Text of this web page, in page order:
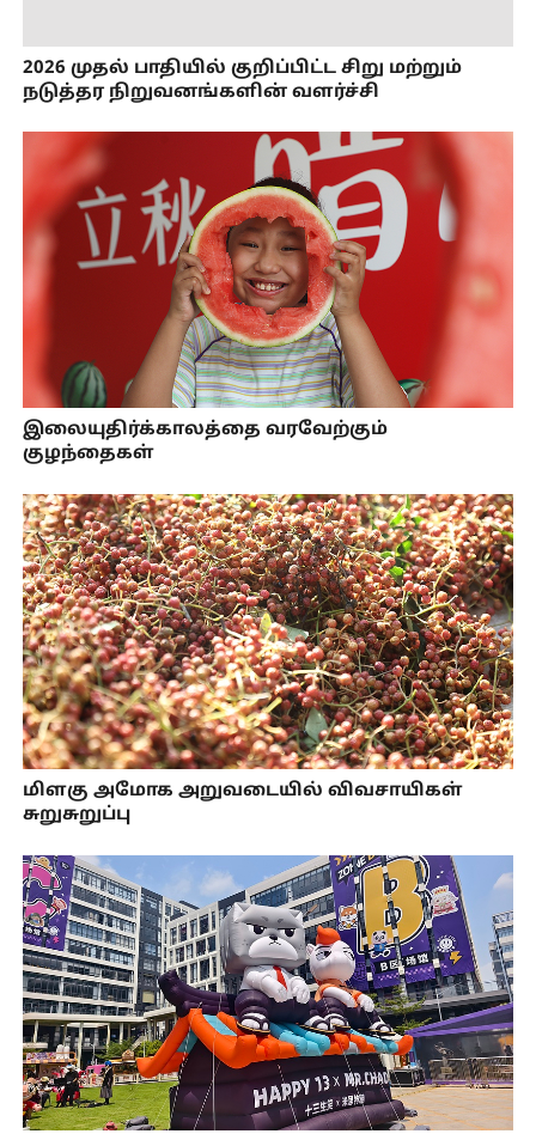
2026 முதல் பாதியில் குறிப்பிட்ட சிறு மற்றும்
நடுத்தர நிறுவனங்களின் வளர்ச்சி
இலையுதிர்க்காலத்தை வரவேற்கும்
குழந்தைகள்
மிளகு அமோக அறுவடையில் விவசாயிகள்
சுறுசுறுப்பு